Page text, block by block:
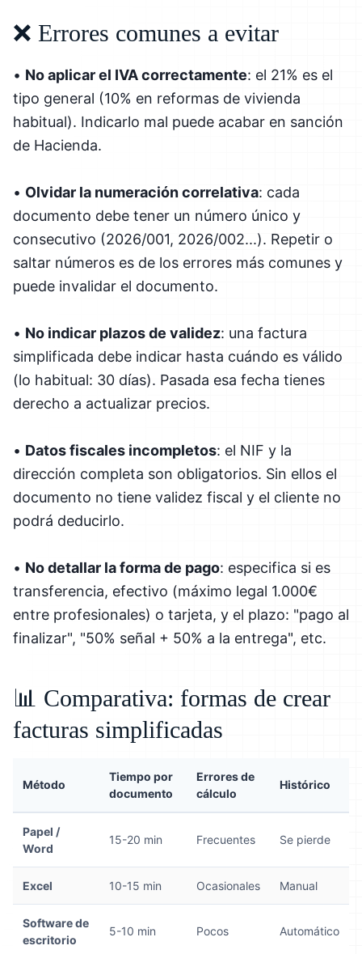
❌ Errores comunes a evitar
• No aplicar el IVA correctamente: el 21% es el
tipo general (10% en reformas de vivienda
habitual). Indicarlo mal puede acabar en sanción
de Hacienda.
• Olvidar la numeración correlativa: cada
documento debe tener un número único y
consecutivo (2026/001, 2026/002...). Repetir o
saltar números es de los errores más comunes y
puede invalidar el documento.
• No indicar plazos de validez: una factura
simplificada debe indicar hasta cuándo es válido
(lo habitual: 30 días). Pasada esa fecha tienes
derecho a actualizar precios.
• Datos fiscales incompletos: el NIF y la
dirección completa son obligatorios. Sin ellos el
documento no tiene validez fiscal y el cliente no
podrá deducirlo.
• No detallar la forma de pago: especifica si es
transferencia, efectivo (máximo legal 1.000€
entre profesionales) o tarjeta, y el plazo: "pago al
finalizar", "50% señal + 50% a la entrega", etc.
📊 Comparativa: formas de crear
facturas simplificadas
Método
Tiempo por
documento
Errores de
cálculo
Histórico
Papel /
Word
15-20 min Frecuentes Se pierde
Excel 10-15 min Ocasionales Manual
Software de
escritorio
5-10 min Pocos Automático